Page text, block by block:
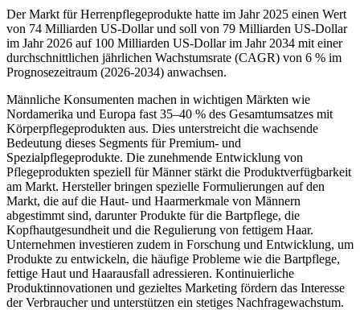
Der Markt für Herrenpflegeprodukte hatte im Jahr 2025 einen Wert
von 74 Milliarden US-Dollar und soll von 79 Milliarden US-Dollar
im Jahr 2026 auf 100 Milliarden US-Dollar im Jahr 2034 mit einer
durchschnittlichen jährlichen Wachstumsrate (CAGR) von 6 % im
Prognosezeitraum (2026-2034) anwachsen.
Männliche Konsumenten machen in wichtigen Märkten wie
Nordamerika und Europa fast 35–40 % des Gesamtumsatzes mit
Körperpflegeprodukten aus. Dies unterstreicht die wachsende
Bedeutung dieses Segments für Premium- und
Spezialpflegeprodukte. Die zunehmende Entwicklung von
Pflegeprodukten speziell für Männer stärkt die Produktverfügbarkeit
am Markt. Hersteller bringen spezielle Formulierungen auf den
Markt, die auf die Haut- und Haarmerkmale von Männern
abgestimmt sind, darunter Produkte für die Bartpflege, die
Kopfhautgesundheit und die Regulierung von fettigem Haar.
Unternehmen investieren zudem in Forschung und Entwicklung, um
Produkte zu entwickeln, die häufige Probleme wie die Bartpflege,
fettige Haut und Haarausfall adressieren. Kontinuierliche
Produktinnovationen und gezieltes Marketing fördern das Interesse
der Verbraucher und unterstützen ein stetiges Nachfragewachstum.